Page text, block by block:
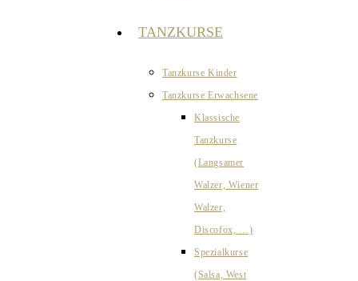
TANZKURSE
Tanzkurse Kinder
Tanzkurse Erwachsene
Klassische
Tanzkurse
(Langsamer
Walzer, Wiener
Walzer,
Discofox, …)
Spezialkurse
(Salsa, West